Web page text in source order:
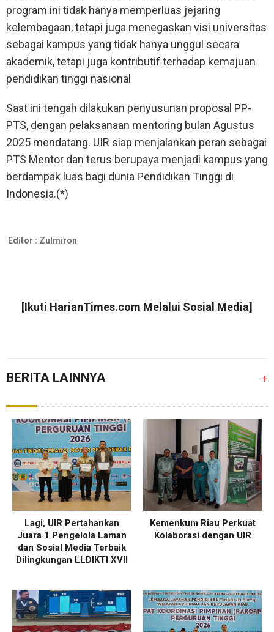
program ini tidak hanya memperluas jejaring
kelembagaan, tetapi juga menegaskan visi universitas
sebagai kampus yang tidak hanya unggul secara
akademik, tetapi juga kontributif terhadap kemajuan
pendidikan tinggi nasional
Saat ini tengah dilakukan penyusunan proposal PP-
PTS, dengan pelaksanaan mentoring bulan Agustus
2025 mendatang. UIR siap menjalankan peran sebagai
PTS Mentor dan terus berupaya menjadi kampus yang
berdampak luas bagi dunia Pendidikan Tinggi di
Indonesia.(*)
Editor : Zulmiron
[Ikuti HarianTimes.com Melalui Sosial Media]
BERITA LAINNYA +
Lagi, UIR Pertahankan
Juara 1 Pengelola Laman
dan Sosial Media Terbaik
Dilingkungan LLDIKTI XVII
Kemenkum Riau Perkuat
Kolaborasi dengan UIR